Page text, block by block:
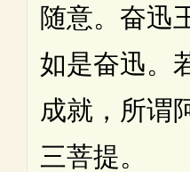
随意。奋迅
如是奋迅。
成就，所谓
三菩提。